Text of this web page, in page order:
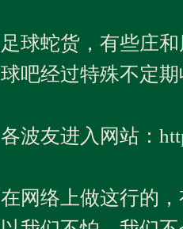
足球蛇货，有些庄
球吧经过特殊不定
各波友进入网站：
在网络上做这行的